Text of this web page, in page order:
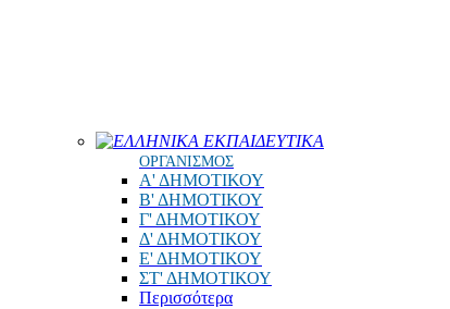
ΕΛΛΗΝΙΚΑ ΕΚΠΑΙΔΕΥΤΙΚΑ
ΟΡΓΑΝΙΣΜΟΣ
Α' ΔΗΜΟΤΙΚΟΥ
Β' ΔΗΜΟΤΙΚΟΥ
Γ' ΔΗΜΟΤΙΚΟΥ
Δ' ΔΗΜΟΤΙΚΟΥ
Ε' ΔΗΜΟΤΙΚΟΥ
ΣΤ' ΔΗΜΟΤΙΚΟΥ
Περισσότερα